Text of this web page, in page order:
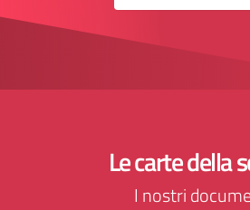
Le carte della
I nostri